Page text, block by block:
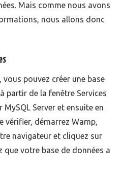
Mais comme nous avons
nous allons donc
vous pouvez créer une base
partir de la fenêtre Services
Server et ensuite en
vérifier, démarrez Wamp,
navigateur et cliquez sur
que votre base de données a